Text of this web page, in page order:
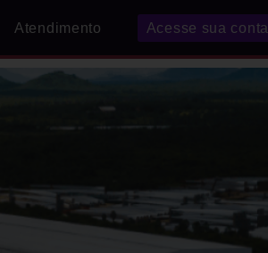
Atendimento Acesse sua conta